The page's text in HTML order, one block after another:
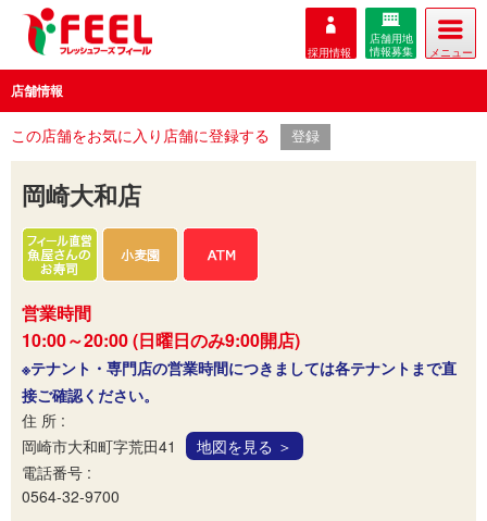
FEEL フレッシュ
フーズ フィール
採用情報
店舗用地
情報募集
メニュー
店舗情報
この店舗をお気に入り店舗に登録する
岡崎大和店
営業時間
10:00～20:00 (日曜日のみ9:00開店)
※テナント・専門店の営業時間につきましては各テナントまで直
接ご確認ください。
住 所 :
岡崎市大和町字荒田41
地図を見る ＞
電話番号 :
0564-32-9700